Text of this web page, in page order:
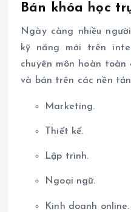
Bán khóa học
Ngày càng nhiều
kỹ năng mới trên
chuyên môn hoàn
và bán trên các nền
Marketing.
Thiết kế.
Lập trình.
Ngoại ngữ.
Kinh doanh online.